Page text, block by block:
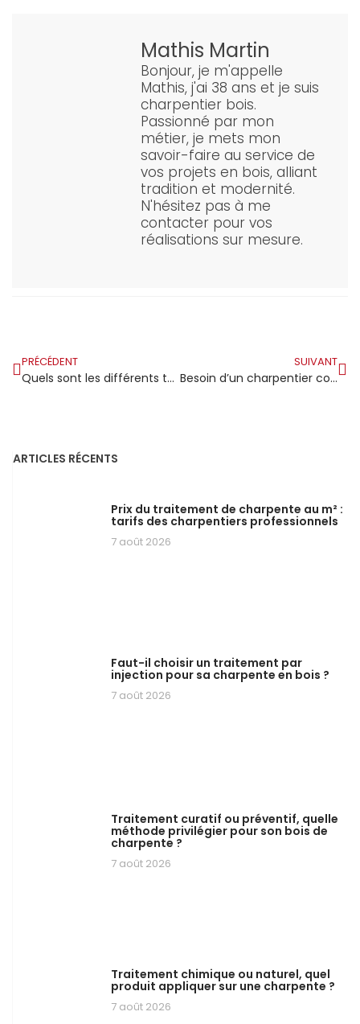
Mathis Martin
Bonjour, je m'appelle
Mathis, j'ai 38 ans et je suis
charpentier bois.
Passionné par mon
métier, je mets mon
savoir-faire au service de
vos projets en bois, alliant
tradition et modernité.
N'hésitez pas à me
contacter pour vos
réalisations sur mesure.
PRÉCÉDENT
Quels sont les différents types de charpente pour une ferme ?
SUIVANT
Besoin d’un charpentier couvreur compétent à Nantes ?
ARTICLES RÉCENTS
Prix du traitement de charpente au m² :
tarifs des charpentiers professionnels
7 août 2026
Faut-il choisir un traitement par
injection pour sa charpente en bois ?
7 août 2026
Traitement curatif ou préventif, quelle
méthode privilégier pour son bois de
charpente ?
7 août 2026
Traitement chimique ou naturel, quel
produit appliquer sur une charpente ?
7 août 2026